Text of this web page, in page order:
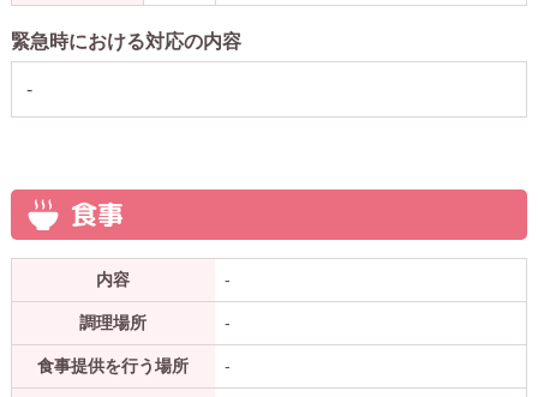
緊急時における対応の内容
-
食事
内容 -
調理場所 -
食事提供を行う場所 -